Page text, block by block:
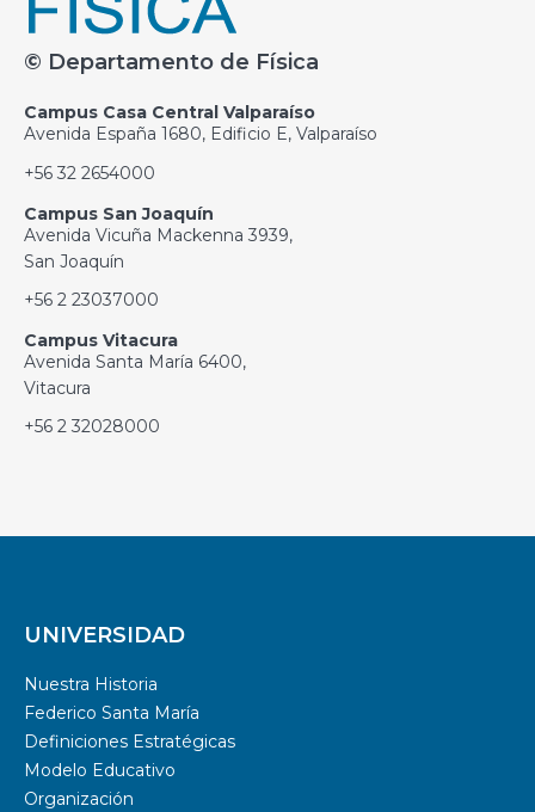
© Departamento de Física
Campus Casa Central Valparaíso
Avenida España 1680, Edificio E, Valparaíso
+56 32 2654000
Campus San Joaquín
Avenida Vicuña Mackenna 3939,
San Joaquín
+56 2 23037000
Campus Vitacura
Avenida Santa María 6400,
Vitacura
+56 2 32028000
UNIVERSIDAD
Nuestra Historia
Federico Santa María
Definiciones Estratégicas
Modelo Educativo
Organización